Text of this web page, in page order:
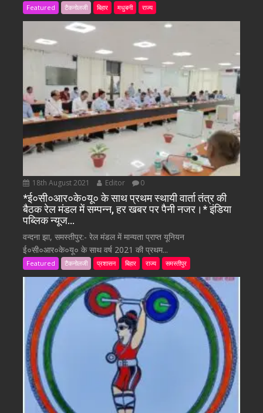
Featured टैकनोलजी बिहार मधुबनी राज्य
18th August 2021 Editor 0
*ई०सी०आर०के०यू० के साथ प्रथम स्थायी वार्ता तंत्र की
बैठक रेल मंडल में सम्पन्न, हर खबर पर पैनी नजर।* इंडिया
पब्लिक न्यूज…
वन्दना झा, समस्तीपुर:- रेल मंडल में मान्यता प्राप्त यूनियन
ई०सी०आर०के०यू० के साथ वर्ष 2021 की प्रथम...
Featured टैकनोलजी प्रशासन बिहार राज्य समस्तीपुर